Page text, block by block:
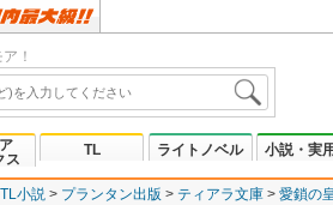
！
ス
TL ライトノベル 小説・実
TL小説 プランタン出版 ティアラ文庫 愛鎖の